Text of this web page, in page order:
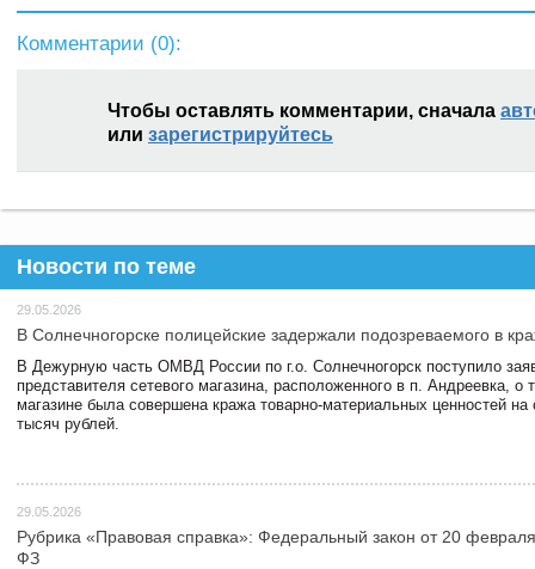
Комментарии (0):
Чтобы оставлять комментарии, сначала
или зарегистрируйтесь
Новости по теме
29.05.2026
В Солнечногорске полицейские задержали подозреваемого в
В Дежурную часть ОМВД России по г.о. Солнечногорск поступило
представителя сетевого магазина, расположенного в п. Андреевка, о
магазине была совершена кража товарно-материальных ценностей
тысяч рублей.
29.05.2026
Рубрика «Правовая справка»: Федеральный закон от 20
ФЗ